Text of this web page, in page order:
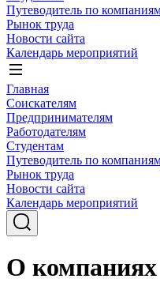
Путеводитель по
Рынок труда
Новости сайта
Календарь мероприятий
Главная
Соискателям
Предпринимателям
Работодателям
Студентам
Путеводитель по
Рынок труда
Новости сайта
Календарь мероприятий
О